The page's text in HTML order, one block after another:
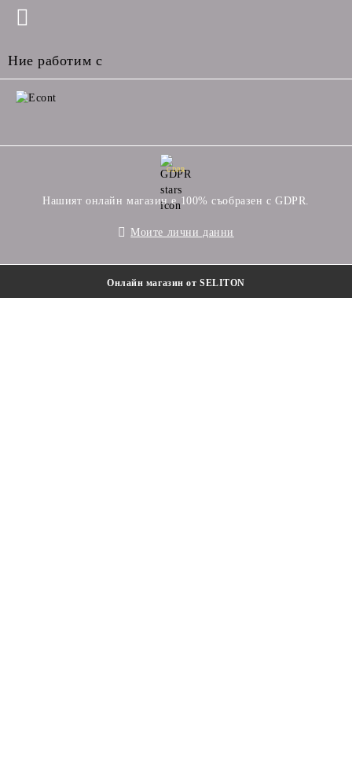
Ние работим с
GDPR
Нашият онлайн магазин е 100% съобразен с GDPR.
Моите лични данни
Онлайн магазин от SELITON